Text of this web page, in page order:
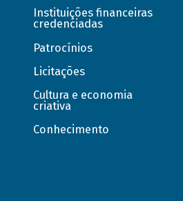
Instituições financeiras
credenciadas
Patrocínios
Licitações
Cultura e economia
criativa
Conhecimento